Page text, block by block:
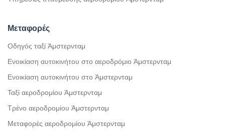
Μεταφορές
Οδηγός ταξί Άμστερνταμ
Ενοικίαση αυτοκινήτου στο αεροδρόμιο Άμστερνταμ
Ενοικίαση αυτοκινήτου στο Άμστερνταμ
Ταξί αεροδρομίου Άμστερνταμ
Τρένο αεροδρομίου Άμστερνταμ
Μεταφορές αεροδρομίου Άμστερνταμ